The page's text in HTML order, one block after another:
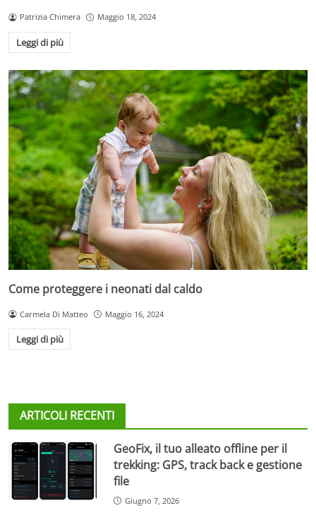
Patrizia Chimera Maggio 18, 2024
Leggi di più
Come proteggere i neonati dal caldo
Carmela Di Matteo Maggio 16, 2024
Leggi di più
ARTICOLI RECENTI
GeoFix, il tuo alleato offline per il
trekking: GPS, track back e gestione
file
Giugno 7, 2026